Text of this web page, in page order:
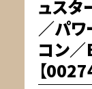
ュスタ
／パワ
コン／
【